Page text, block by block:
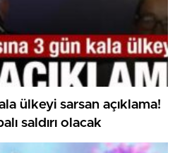
ülkeyi sarsan açıklama!
saldırı olacak